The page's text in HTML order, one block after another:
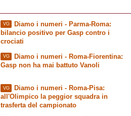
VG Diamo i numeri - Parma-Roma:
bilancio positivo per Gasp contro i
crociati
VG Diamo i numeri - Roma-Fiorentina:
Gasp non ha mai battuto Vanoli
VG Diamo i numeri - Roma-Pisa:
all'Olimpico la peggior squadra in
trasferta del campionato